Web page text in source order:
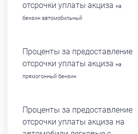
отсрочки уплаты акциза на
бензин автомобильный
Проценты за предоставление
отсрочки уплаты акциза на
прямогонный бензин
Проценты за предоставление
отсрочки уплаты акциза на